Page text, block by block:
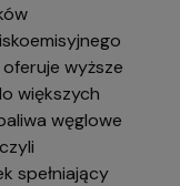
oferuje wyższe
większych
węglowe
spełniający